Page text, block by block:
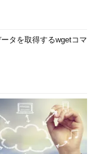
タを取得するwgetコマ